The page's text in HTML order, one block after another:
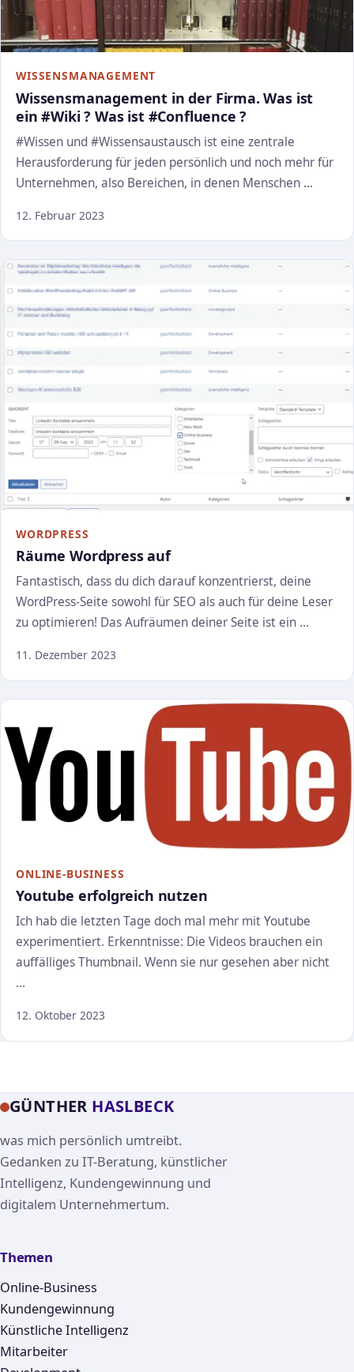
WISSENSMANAGEMENT
Wissensmanagement in der Firma. Was ist
ein #Wiki ? Was ist #Confluence ?
#Wissen und #Wissensaustausch ist eine zentrale
Herausforderung für jeden persönlich und noch mehr für
Unternehmen, also Bereichen, in denen Menschen …
12. Februar 2023
WORDPRESS
Räume Wordpress auf
Fantastisch, dass du dich darauf konzentrierst, deine
WordPress-Seite sowohl für SEO als auch für deine Leser
zu optimieren! Das Aufräumen deiner Seite ist ein …
11. Dezember 2023
ONLINE-BUSINESS
Youtube erfolgreich nutzen
Ich hab die letzten Tage doch mal mehr mit Youtube
experimentiert. Erkenntnisse: Die Videos brauchen ein
auffälliges Thumbnail. Wenn sie nur gesehen aber nicht
…
12. Oktober 2023
GÜNTHER HASLBECK
was mich persönlich umtreibt.
Gedanken zu IT-Beratung, künstlicher
Intelligenz, Kundengewinnung und
digitalem Unternehmertum.
Themen
Online-Business
Kundengewinnung
Künstliche Intelligenz
Mitarbeiter